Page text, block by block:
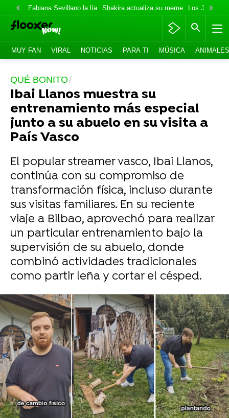
Fabiana Sevillano la lía Shakira actualiza su meme Los Jonas
MUY FAN VIRAL NOTICIAS PARA TI MÚSICA ANIMALES
QUÉ BONITO
Ibai Llanos muestra su
entrenamiento más especial
junto a su abuelo en su visita a
País Vasco
El popular streamer vasco, Ibai Llanos,
continúa con su compromiso de
transformación física, incluso durante
sus visitas familiares. En su reciente
viaje a Bilbao, aprovechó para realizar
un particular entrenamiento bajo la
supervisión de su abuelo, donde
combinó actividades tradicionales
como partir leña y cortar el césped.
Foto de Ibai Llanos / TikTok
Ibai Llanos pierde 25 kilos en 40 días y se
despide de la máscara para la apnea del
sueño